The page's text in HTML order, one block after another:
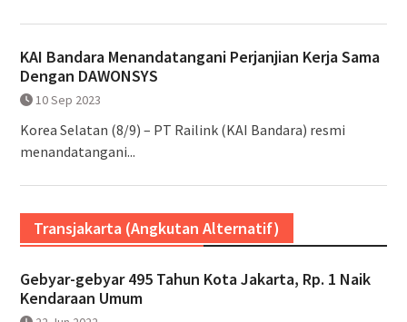
KAI Bandara Menandatangani Perjanjian Kerja Sama
Dengan DAWONSYS
10 Sep 2023
Korea Selatan (8/9) – PT Railink (KAI Bandara) resmi
menandatangani...
Transjakarta (Angkutan Alternatif)
Gebyar-gebyar 495 Tahun Kota Jakarta, Rp. 1 Naik
Kendaraan Umum